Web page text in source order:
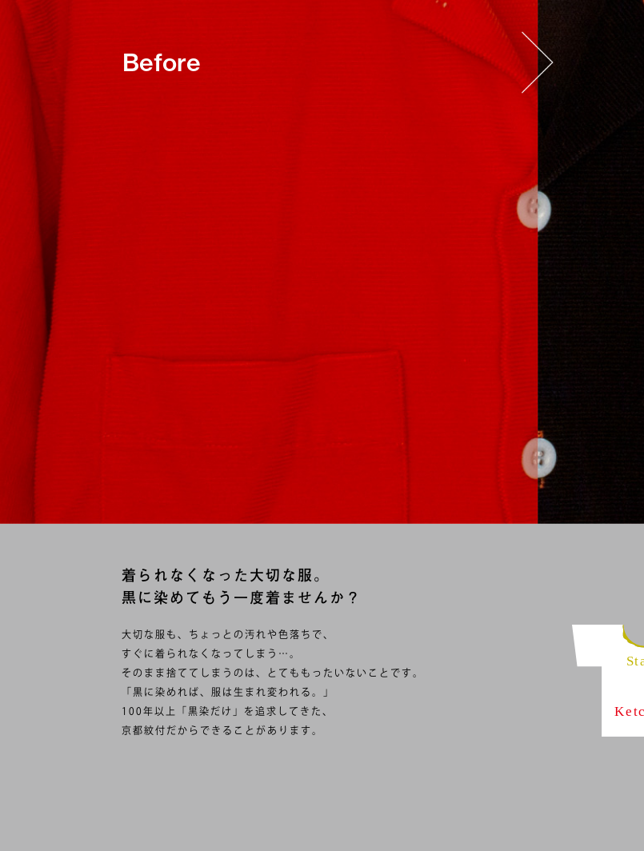
Before
着られなくなった大切な服。
黒に染めてもう一度着ませんか？
大切な服も、ちょっとの汚れや色落ちで、
すぐに着られなくなってしまう…。
そのまま捨ててしまうのは、とてももったいないことです。
「黒に染めれば、服は生まれ変われる。」
100年以上「黒染だけ」を追求してきた、
京都紋付だからできることがあります。